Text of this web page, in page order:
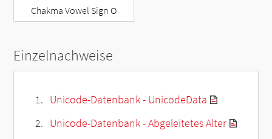
Chakma Vowel Sign O
Einzelnachweise
Unicode-Datenbank - UnicodeData
Unicode-Datenbank - Abgeleitetes Alter